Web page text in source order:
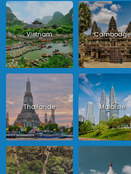
Vietnam Cambodge
Thailande Malaisie